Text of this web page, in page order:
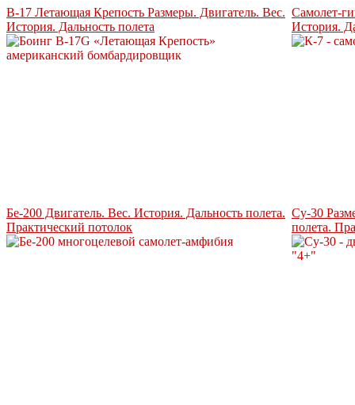
B-17 Летающая Крепость Размеры. Двигатель. Вес.
История. Дальность полета
Самолет-
История.
Бе-200 Двигатель. Вес. История. Дальность полета.
Практический потолок
Су-30
полета.